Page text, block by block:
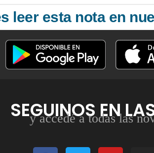
leer esta nota en
SEGUINOS EN
y accedé a todas las